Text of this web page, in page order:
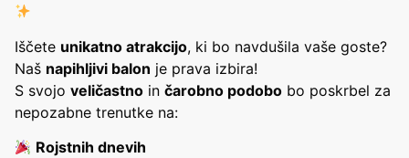
Iščete unikatno atrakcijo, ki bo navdušila vaše goste?
Naš napihljivi balon je prava izbira!
S svojo veličastno in čarobno podobo bo poskrbel za
nepozabne trenutke na:
Rojstnih dnevih